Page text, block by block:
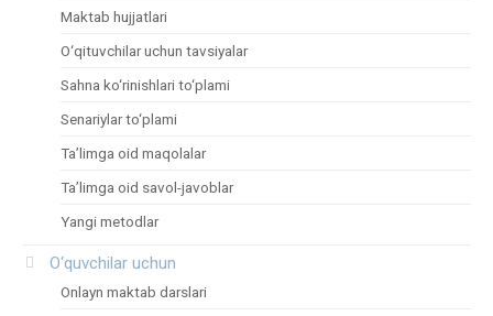
Maktab hujjatlari
O‘qituvchilar uchun tavsiyalar
Sahna ko‘rinishlari to‘plami
Senariylar to‘plami
Ta’limga oid maqolalar
Ta’limga oid savol-javoblar
Yangi metodlar
O‘quvchilar uchun
Onlayn maktab darslari